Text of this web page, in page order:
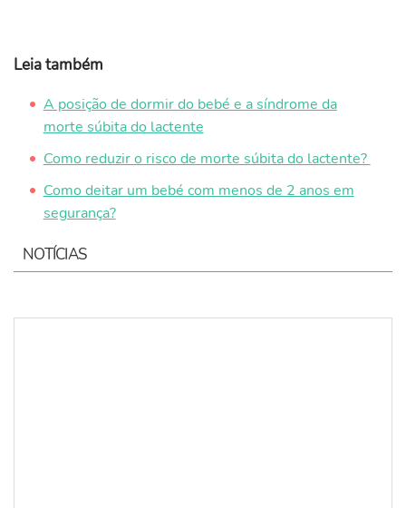
Leia também
A posição de dormir do bebé e a síndrome da
morte súbita do lactente
Como reduzir o risco de morte súbita do lactente?
Como deitar um bebé com menos de 2 anos em
segurança?
NOTÍCIAS